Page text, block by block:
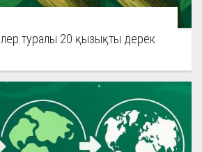
туралы 20 қызықты дерек